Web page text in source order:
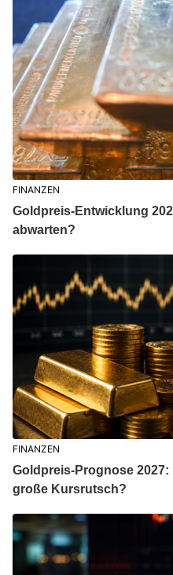
FINANZEN
Goldpreis-Entwicklung
abwarten?
FINANZEN
Goldpreis-Prognose
große Kursrutsch?